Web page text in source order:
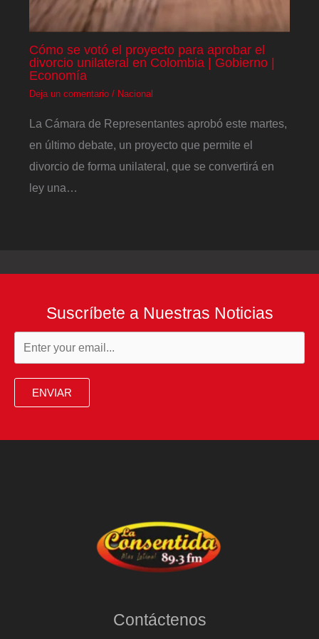
Cómo se votó el proyecto para aprobar el
divorcio unilateral en Colombia | Gobierno |
Economía
Deja un comentario / Nacional
La Cámara de Representantes aprobó este martes,
en último debate, un proyecto que permite el
divorcio de forma unilateral, que se convertirá en
ley una…
Suscríbete a Nuestras Noticias
ENVIAR
Contáctenos